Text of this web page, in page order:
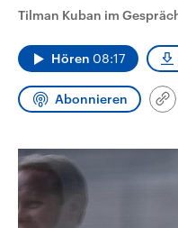
und Hintergründe zu den
und Kandidaten der
Sendungen
Audio-Archiv
Tilman Kuban im
Hören 08:17
Abonnieren